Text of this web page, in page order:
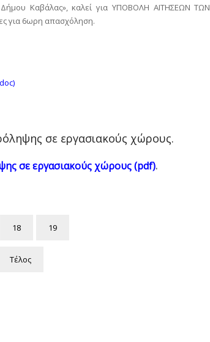
Καβάλας», καλεί για ΥΠΟΒΟΛΗ ΑΙΤΗΣΕΩΝ ΤΩΝ
για 6ωρη απασχόληση.
σε εργασιακούς χώρους.
σε εργασιακούς χώρους (pdf).
18 19
Τέλος